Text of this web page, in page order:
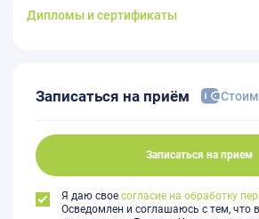
Дипломы и сертификаты
Записаться на приём
Записаться на прием
Я даю свое согласие на обработку
Осведомлен и соглашаюсь с тем, что